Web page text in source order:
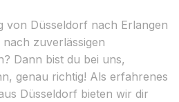
von Düsseldorf nach Erlangen
zuverlässigen
Dann bist du bei uns,
genau richtig! Als erfahrenes
Düsseldorf bieten wir dir